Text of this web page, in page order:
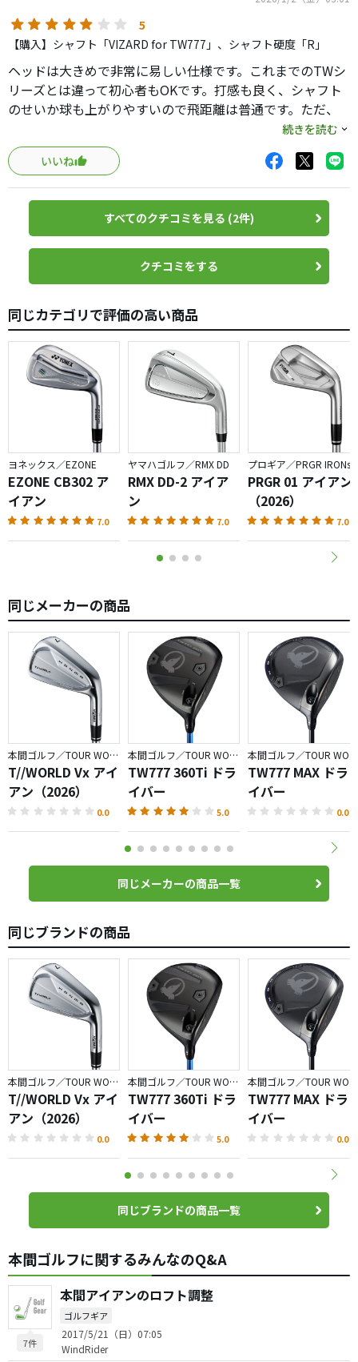
5
【購入】シャフト「VIZARD for TW777」、シャフト硬度「R」
ヘッドは大きめで非常に易しい仕様です。これまでのTWシ
リーズとは違って初心者もOKです。打感も良く、シャフト
のせいか球も上がりやすいので飛距離は普通です。ただ、
純正シャフトがRになっており、やや軟弱な印象。オーダー
は可能ですが、Sが基本で良かったのではないかと思いま
す。
続きを読む
いいね
すべてのクチコミを見る (2件)
クチコミをする
同じカテゴリで評価の高い商品
ヨネックス／EZONE
EZONE CB302 ア
イアン
7.0
ヤマハゴルフ／RMX DD
RMX DD-2 アイア
ン
7.0
プロギア／PRGR IRONs
PRGR 01 アイアン
（2026）
7.0
同じメーカーの商品
本間ゴルフ／TOUR WORLD
T//WORLD Vx アイ
アン（2026）
0.0
本間ゴルフ／TOUR WORLD
TW777 360Ti ドラ
イバー
5.0
TW777 MAX ドラ
イバー
0.0
同じメーカーの商品一覧
同じブランドの商品
本間ゴルフ／TOUR WORLD
T//WORLD Vx アイ
アン（2026）
0.0
本間ゴルフ／TOUR WORLD
TW777 360Ti ドラ
イバー
5.0
TW777 MAX ドラ
イバー
0.0
同じブランドの商品一覧
本間ゴルフに関するみんなのQ&A
7件
本間アイアンのロフト調整
ゴルフギア
2017/5/21（日）07:05
WindRider